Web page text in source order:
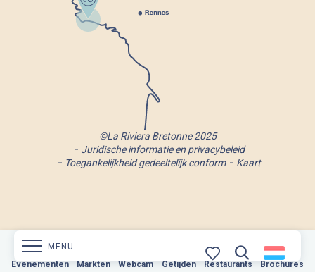
Evenementen Markten
Markten Webcam
Webcam Getijden
Getijden Restaurants
Restaurants Brochures
Brochures
MENU
©La Riviera Bretonne 2025
Juridische informatie en privacybeleid
Toegankelijkheid gedeeltelijk conform
Kaart